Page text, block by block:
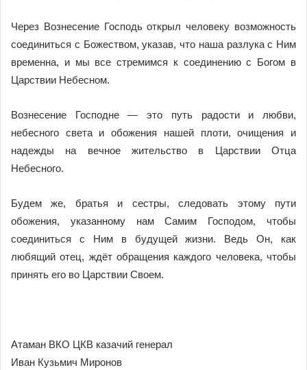
Через Вознесение Господь открыл человеку возможность
соединиться с Божеством, указав, что наша разлука с Ним
временна, и мы все стремимся к соединению с Богом в
Царствии Небесном.
Вознесение Господне — это путь радости и любви,
небесного света и обожения нашей плоти, очищения и
надежды на вечное жительство в Царствии Отца
Небесного.
Будем же, братья и сестры, следовать этому пути
обожения, указанному нам Самим Господом, чтобы
соединиться с Ним в будущей жизни. Ведь Он, как
любящий отец, ждёт обращения каждого человека, чтобы
принять его во Царствии Своем.
Атаман ВКО ЦКВ казачий генерал
Иван Кузьмич Миронов